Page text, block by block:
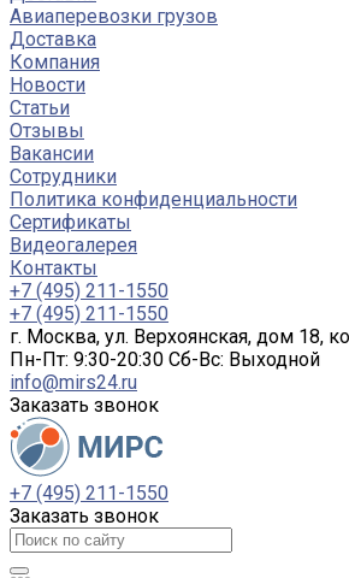
Авиаперевозки грузов
Доставка
Компания
Новости
Статьи
Отзывы
Вакансии
Сотрудники
Политика конфиденциальности
Сертификаты
Видеогалерея
Контакты
+7 (495) 211-1550
+7 (495) 211-1550
г. Москва, ул. Верхоянская, дом 18,
Пн-Пт: 9:30-20:30 Cб-Вс: Выходной
info@mirs24.ru
Заказать звонок
+7 (495) 211-1550
Заказать звонок